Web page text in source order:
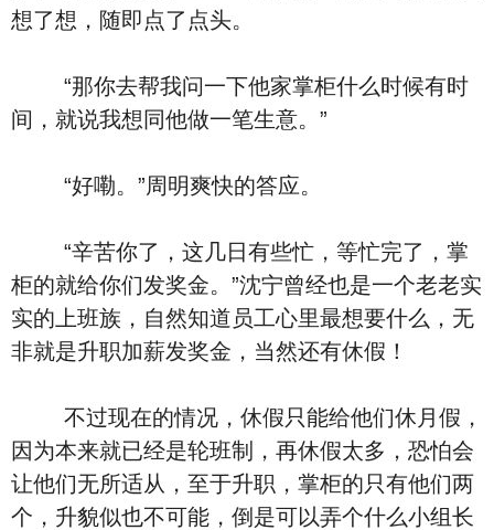
想了想，随即点了点头。
“那你去帮我问一下他家掌柜什么时候有时
间，就说我想同他做一笔生意。”
“好嘞。”周明爽快的答应。
“辛苦你了，这几日有些忙，等忙完了，掌
柜的就给你们发奖金。”沈宁曾经也是一个老老实
实的上班族，自然知道员工心里最想要什么，无
非就是升职加薪发奖金，当然还有休假！
不过现在的情况，休假只能给他们休月假，
因为本来就已经是轮班制，再休假太多，恐怕会
让他们无所适从，至于升职，掌柜的只有他们两
个，升貌似也不可能，倒是可以弄个什么小组长